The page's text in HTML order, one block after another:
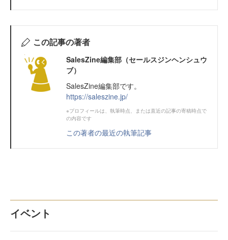
この記事の著者
SalesZine編集部（セールスジンヘンシュウ
ブ）
SalesZine編集部です。
https://saleszine.jp/
※プロフィールは、執筆時点、または直近の記事の寄稿時点で
の内容です
この著者の最近の執筆記事
イベント